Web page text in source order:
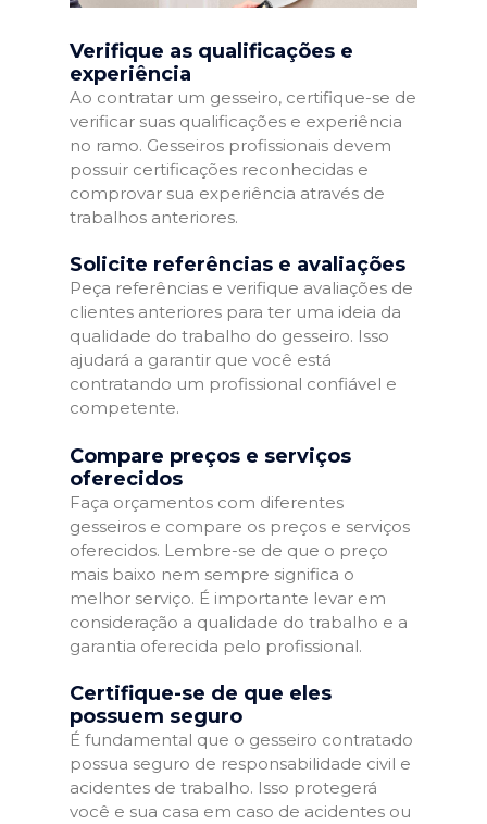
Verifique as qualificações e
experiência
Ao contratar um gesseiro, certifique-se de
verificar suas qualificações e experiência
no ramo. Gesseiros profissionais devem
possuir certificações reconhecidas e
comprovar sua experiência através de
trabalhos anteriores.
Solicite referências e avaliações
Peça referências e verifique avaliações de
clientes anteriores para ter uma ideia da
qualidade do trabalho do gesseiro. Isso
ajudará a garantir que você está
contratando um profissional confiável e
competente.
Compare preços e serviços
oferecidos
Faça orçamentos com diferentes
gesseiros e compare os preços e serviços
oferecidos. Lembre-se de que o preço
mais baixo nem sempre significa o
melhor serviço. É importante levar em
consideração a qualidade do trabalho e a
garantia oferecida pelo profissional.
Certifique-se de que eles
possuem seguro
É fundamental que o gesseiro contratado
possua seguro de responsabilidade civil e
acidentes de trabalho. Isso protegerá
você e sua casa em caso de acidentes ou